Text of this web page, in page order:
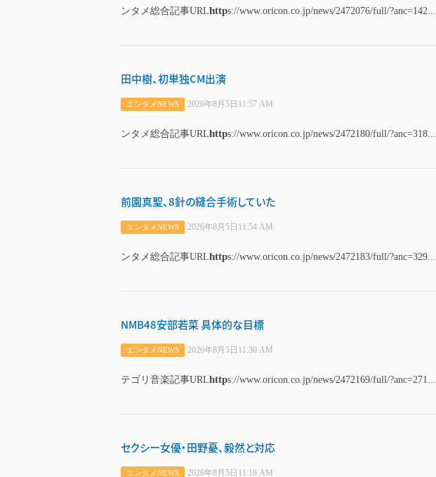
ンタメ総合記事URLhttps://www.oricon.co.jp/news/2472076/full/?anc=142...
田中樹、初単独CM出演
エンタメNEWS 2026年8月5日11:57 AM
ンタメ総合記事URLhttps://www.oricon.co.jp/news/2472180/full/?anc=318...
前園真聖、8針の縫合手術していた
エンタメNEWS 2026年8月5日11:54 AM
ンタメ総合記事URLhttps://www.oricon.co.jp/news/2472183/full/?anc=329...
NMB48安部若菜 具体的な目標
エンタメNEWS 2026年8月5日11:30 AM
テゴリ音楽記事URLhttps://www.oricon.co.jp/news/2472169/full/?anc=271...
セクシー女優・田野憂、毅然と対応
エンタメNEWS 2026年8月5日11:16 AM